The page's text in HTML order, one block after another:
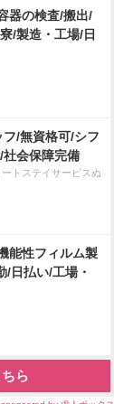
器の検査/搬出/
/製造・工場/日
フ/無資格可/シフ
社会保障完備
トステイサービスぬ
能性フィルム製
/日払い/工場・
ら